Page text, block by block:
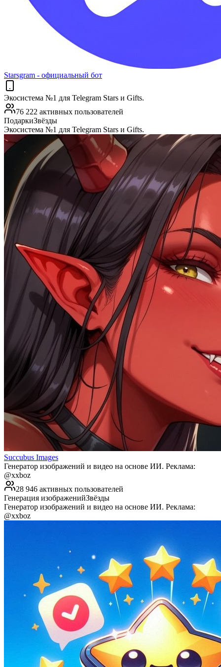
Starsgram - официальный бот
Экосистема №1 для Telegram Stars и Gifts.
76 222 активных пользователей
ПодаркиЗвёзды
Экосистема №1 для Telegram Stars и Gifts.
Succubus Images
Генератор изображений и видео на основе ИИ. Реклама:
@xxboz
28 946 активных пользователей
Генерация изображенийЗвёзды
Генератор изображений и видео на основе ИИ. Реклама:
@xxboz